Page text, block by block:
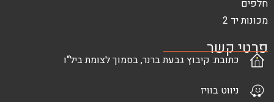
קיבוץ גבעת ברנר, בסמוך לצומת ביל“ו